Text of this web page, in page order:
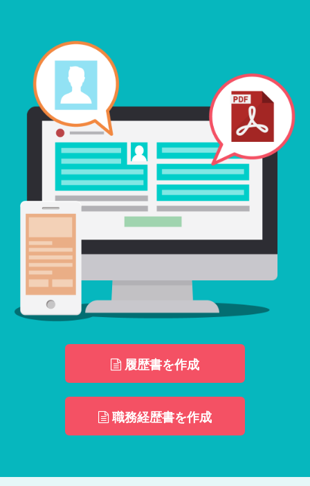
履歴書を作成
職務経歴書を作成